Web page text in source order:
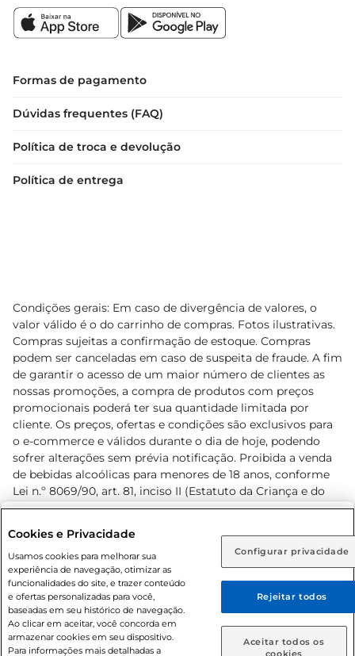
Rio de Janeiro (RJ) Goiás (GO)
Ou
Caso queira comprar online, informe como deseja receber
suas compras:
Entrega em casa Retire em Loja
Formas de pagamento
Dúvidas frequentes (FAQ)
Política de troca e devolução
Política de entrega
Condições gerais: Em caso de divergência de valores, o
valor válido é o do carrinho de compras. Fotos ilustrativas.
Compras sujeitas a confirmação de estoque. Compras
podem ser canceladas em caso de suspeita de fraude. A fim
de garantir o acesso de um maior número de clientes as
nossas promoções, a compra de produtos com preços
promocionais poderá ter sua quantidade limitada por
cliente. Os preços, ofertas e condições são exclusivos para
o e-commerce e válidos durante o dia de hoje, podendo
sofrer alterações sem prévia notificação. Proibida a venda
de bebidas alcoólicas para menores de 18 anos, conforme
Lei n.º 8069/90, art. 81, inciso II (Estatuto da Criança e do
Adolescente). Preços e condições exclusivos para o
prévio. O valor mínimo para as compras on-line é de R$
80,00.
© 2026 Copyright. Todos os direitos
Cookies e Privacidade
Usamos cookies para melhorar sua
experiência de navegação, otimizar as
funcionalidades do site, e trazer conteúdo
e ofertas personalizadas para você,
baseadas em seu histórico de navegação.
Ao clicar em aceitar, você concorda em
armazenar cookies em seu dispositivo.
Para informações mais detalhadas a
Configurar privacidade
Rejeitar todos
Aceitar todos os
cookies